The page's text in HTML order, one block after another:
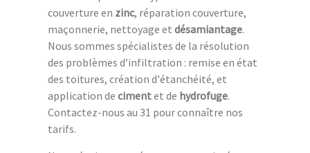
couverture en zinc, réparation couverture,
maçonnerie, nettoyage et désamiantage.
Nous sommes spécialistes de la résolution
des problèmes d’infiltration : remise en état
des toitures, création d'étanchéité, et
application de cimentet de hydrofuge.
Contactez-nous au 31 pour connaître nos
tarifs.